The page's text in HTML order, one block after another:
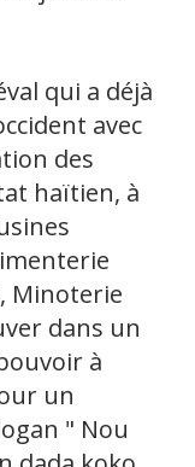
qui a déjà
avec
des
haïtien, à
Minoterie
dans un
à
un
" Nou